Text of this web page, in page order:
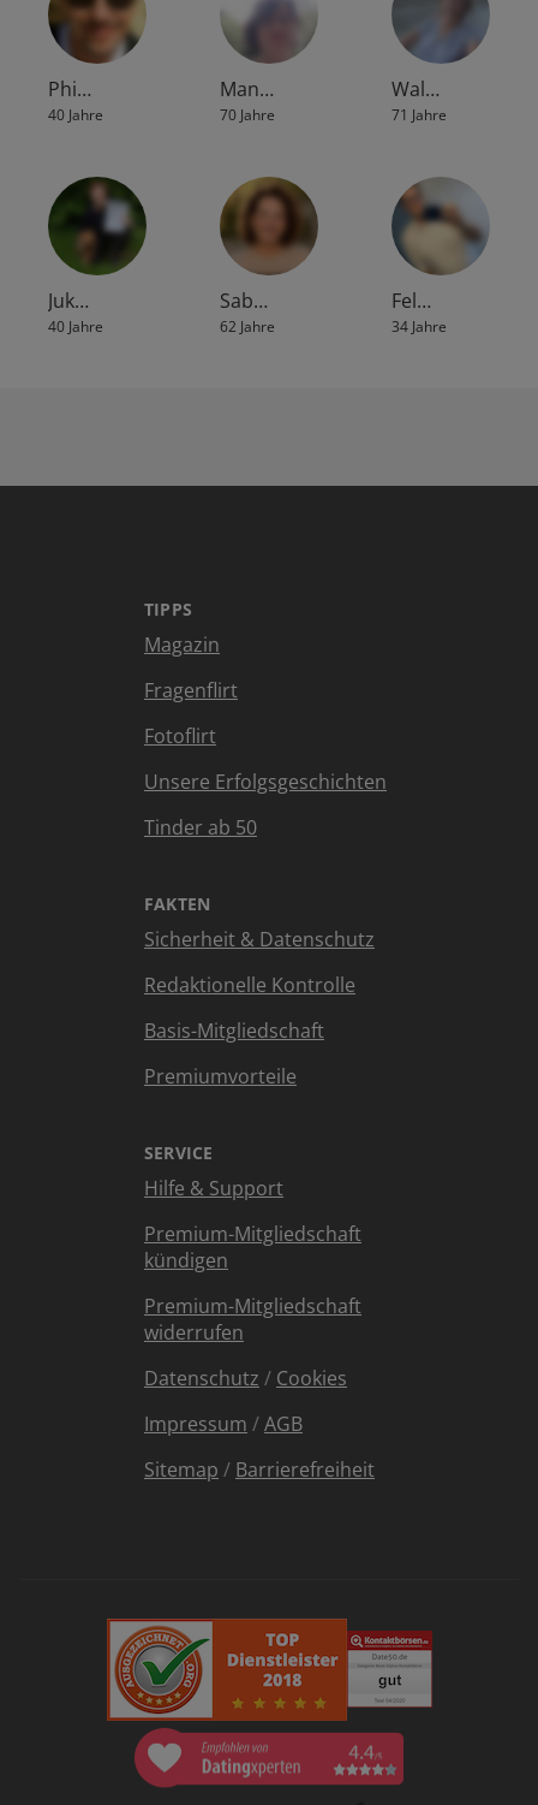
Phi…
40 Jahre
Man…
70 Jahre
Wal…
71 Jahre
Juk…
40 Jahre
Sab…
62 Jahre
Fel…
34 Jahre
TIPPS
Magazin
Fragenflirt
Fotoflirt
Unsere Erfolgsgeschichten
Tinder ab 50
FAKTEN
Sicherheit & Datenschutz
Redaktionelle Kontrolle
Basis-Mitgliedschaft
Premiumvorteile
SERVICE
Hilfe & Support
Premium-Mitgliedschaft
kündigen
Premium-Mitgliedschaft
widerrufen
Datenschutz / Cookies
Impressum /AGB
Sitemap / Barrierefreiheit